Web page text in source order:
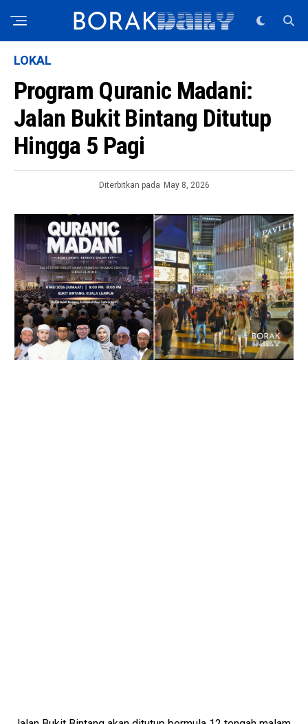
LOKAL
Program Quranic Madani:
Jalan Bukit Bintang Ditutup
Hingga 5 Pagi
Diterbitkan pada May 8, 2026